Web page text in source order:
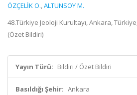
ÖZÇELİK O.,ALTUNSOY M.
48.Türkiye Jeoloji Kurultayı, Ankara,
(Özet Bildiri)
Yayın Türü: Bildiri / Özet Bildiri
Basıldığı Şehir: Ankara